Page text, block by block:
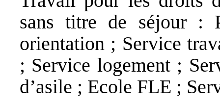
sans titre de séjour :
orientation ; Service
; Service logement ;
d’asile ; Ecole FLE ;